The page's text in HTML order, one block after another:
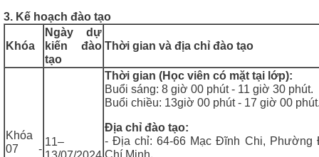
3. Kế hoạch đào tạo
Khóa
Ngày dự
kiến đào
tạo
Thời gian và địa chỉ đào tạo
Khóa
07 -
11–
Thời gian (Học viên có mặt tại lớp):
Buổi sáng: 8 giờ 00 phút - 11 giờ 30 phút.
Buổi chiều: 13giờ 00 phút - 17 giờ 00
Địa chỉ đào tạo:
- Địa chỉ: 64-66 Mạc Đĩnh Chi, Phường
Chí Minh.